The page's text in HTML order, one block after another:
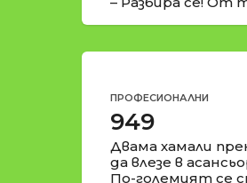
ПРОФЕСИОНАЛНИ
949
Двама хамали
да влезе в
По-големият се